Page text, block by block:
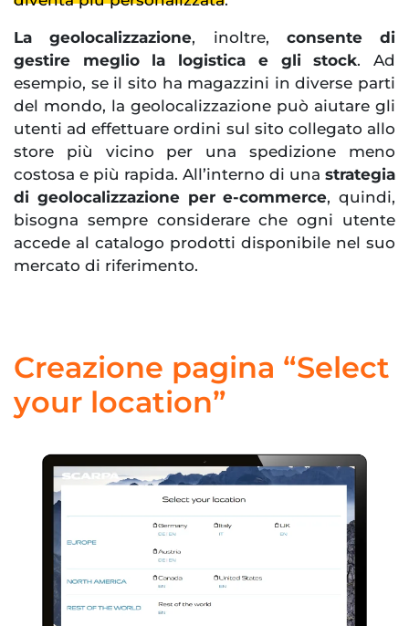
La geolocalizzazione, inoltre, consente di
gestire meglio la logistica e gli stock. Ad
esempio, se il sito ha magazzini in diverse parti
del mondo, la geolocalizzazione può aiutare gli
utenti ad effettuare ordini sul sito collegato allo
store più vicino per una spedizione meno
costosa e più rapida. All’interno di una strategia
di geolocalizzazione per e-commerce, quindi,
bisogna sempre considerare che ogni utente
accede al catalogo prodotti disponibile nel suo
mercato di riferimento.
Creazione pagina “Select
your location”